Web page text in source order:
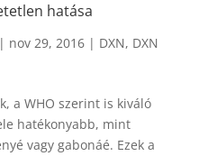
hatása
nov 29, 2016| DXN, DXN
a WHO szerint is kiváló
hatékonyabb, mint
vagy gabonáé. Ezek a